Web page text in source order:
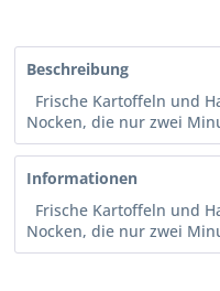
Beschreibung
Frische Kartoffeln und
Nocken, die nur zwei
Informationen
Frische Kartoffeln und
Nocken, die nur zwei